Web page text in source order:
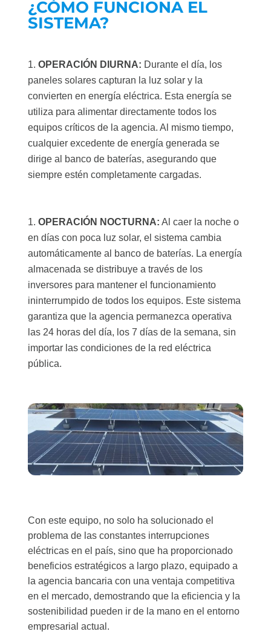
¿CÓMO FUNCIONA EL
SISTEMA?
OPERACIÓN DIURNA: Durante el día, los
paneles solares capturan la luz solar y la
convierten en energía eléctrica. Esta energía se
utiliza para alimentar directamente todos los
equipos críticos de la agencia. Al mismo tiempo,
cualquier excedente de energía generada se
dirige al banco de baterías, asegurando que
siempre estén completamente cargadas.
OPERACIÓN NOCTURNA: Al caer la noche o
en días con poca luz solar, el sistema cambia
automáticamente al banco de baterías. La energía
almacenada se distribuye a través de los
inversores para mantener el funcionamiento
ininterrumpido de todos los equipos. Este sistema
garantiza que la agencia permanezca operativa
las 24 horas del día, los 7 días de la semana, sin
importar las condiciones de la red eléctrica
pública.
Con este equipo, no solo ha solucionado el
problema de las constantes interrupciones
eléctricas en el país, sino que ha proporcionado
beneficios estratégicos a largo plazo, equipado a
la agencia bancaria con una ventaja competitiva
en el mercado, demostrando que la eficiencia y la
sostenibilidad pueden ir de la mano en el entorno
empresarial actual.